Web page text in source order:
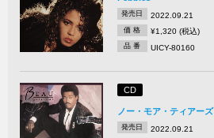
発売日 2022.09.21
価 格 ¥1,320 (税込)
品 番 UICY-80160
CD
ノー・モア・ティアーズ
発売日 2022.09.21